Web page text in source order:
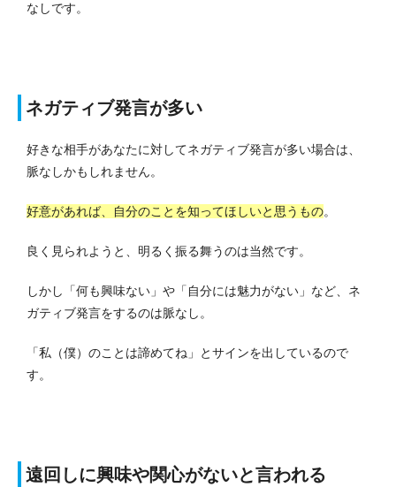
なしです。
ネガティブ発言が多い
好きな相手があなたに対してネガティブ発言が多い場合は、
脈なしかもしれません。
好意があれば、自分のことを知ってほしいと思うもの。
良く見られようと、明るく振る舞うのは当然です。
しかし「何も興味ない」や「自分には魅力がない」など、ネ
ガティブ発言をするのは脈なし。
「私（僕）のことは諦めてね」とサインを出しているので
す。
遠回しに興味や関心がないと言われる